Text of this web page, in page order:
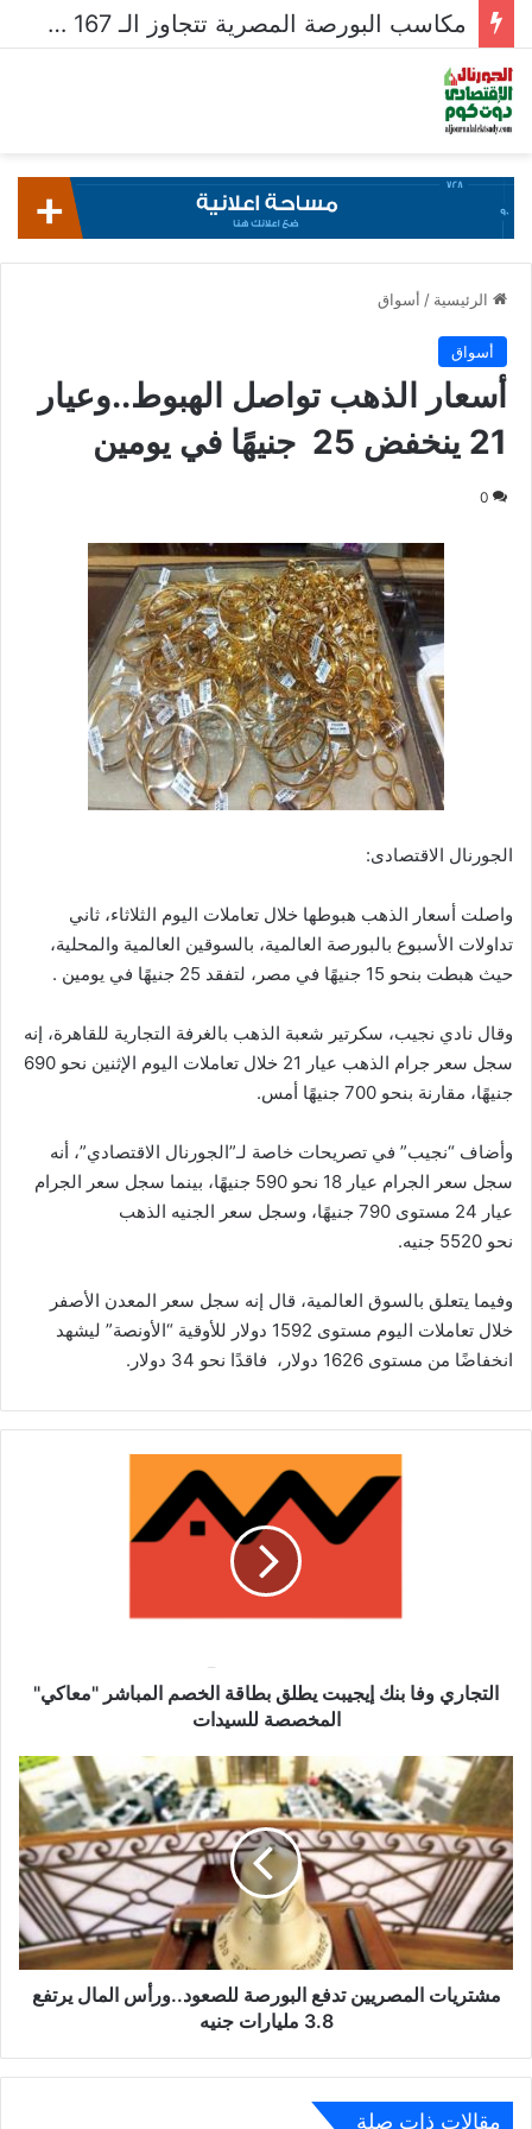
مكاسب البورصة المصرية تتجاوز الـ 167 مليار جنيه خلال أسبوع
الرئيسية / أسواق
أسواق
أسعار الذهب تواصل الهبوط..وعيار
21 ينخفض 25 جنيهًا في يومين
0
الجورنال الاقتصادى:
واصلت أسعار الذهب هبوطها خلال تعاملات اليوم الثلاثاء، ثاني
تداولات الأسبوع بالبورصة العالمية، بالسوقين العالمية والمحلية،
حيث هبطت بنحو 15 جنيهًا في مصر، لتفقد 25 جنيهًا في يومين .
وقال نادي نجيب، سكرتير شعبة الذهب بالغرفة التجارية للقاهرة، إنه
سجل سعر جرام الذهب عيار 21 خلال تعاملات اليوم الإثنين نحو 690
جنيهًا، مقارنة بنحو 700 جنيهًا أمس.
وأضاف “نجيب” في تصريحات خاصة لـ”الجورنال الاقتصادي”، أنه
سجل سعر الجرام عيار 18 نحو 590 جنيهًا، بينما سجل سعر الجرام
عيار 24 مستوى 790 جنيهًا، وسجل سعر الجنيه الذهب
نحو 5520 جنيه.
وفيما يتعلق بالسوق العالمية، قال إنه سجل سعر المعدن الأصفر
خلال تعاملات اليوم مستوى 1592 دولار للأوقية “الأونصة” ليشهد
انخفاضًا من مستوى 1626 دولار، فاقدًا نحو 34 دولار.
المخصصة
التجاري وفا بنك إيجيبت يطلق بطاقة الخصم المباشر "معاكي"
المخصصة للسيدات
مشتريات
المصريين
تدفع
البورصة
للصعود..ورأس
المال
يرتفع
3.8
مليارات
جنيه
مشتريات المصريين تدفع البورصة للصعود..ورأس المال يرتفع
3.8 مليارات جنيه
مقالات ذات صلة